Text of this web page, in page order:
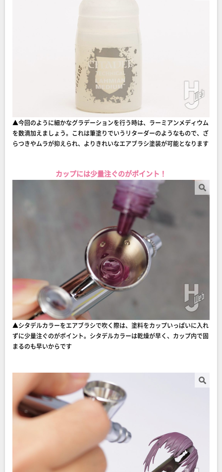
▲今回のように細かなグラデーションを行う時は、ラーミアンメディウム
を数滴加えましょう。これは筆塗りでいうリターダーのようなもので、ざ
らつきやムラが抑えられ、よりきれいなエアブラシ塗装が可能となります
カップには少量注ぐのがポイント！
▲シタデルカラーをエアブラシで吹く際は、塗料をカップいっぱいに入れ
ずに少量注ぐのがポイント。シタデルカラーは乾燥が早く、カップ内で固
まるのも早いからです